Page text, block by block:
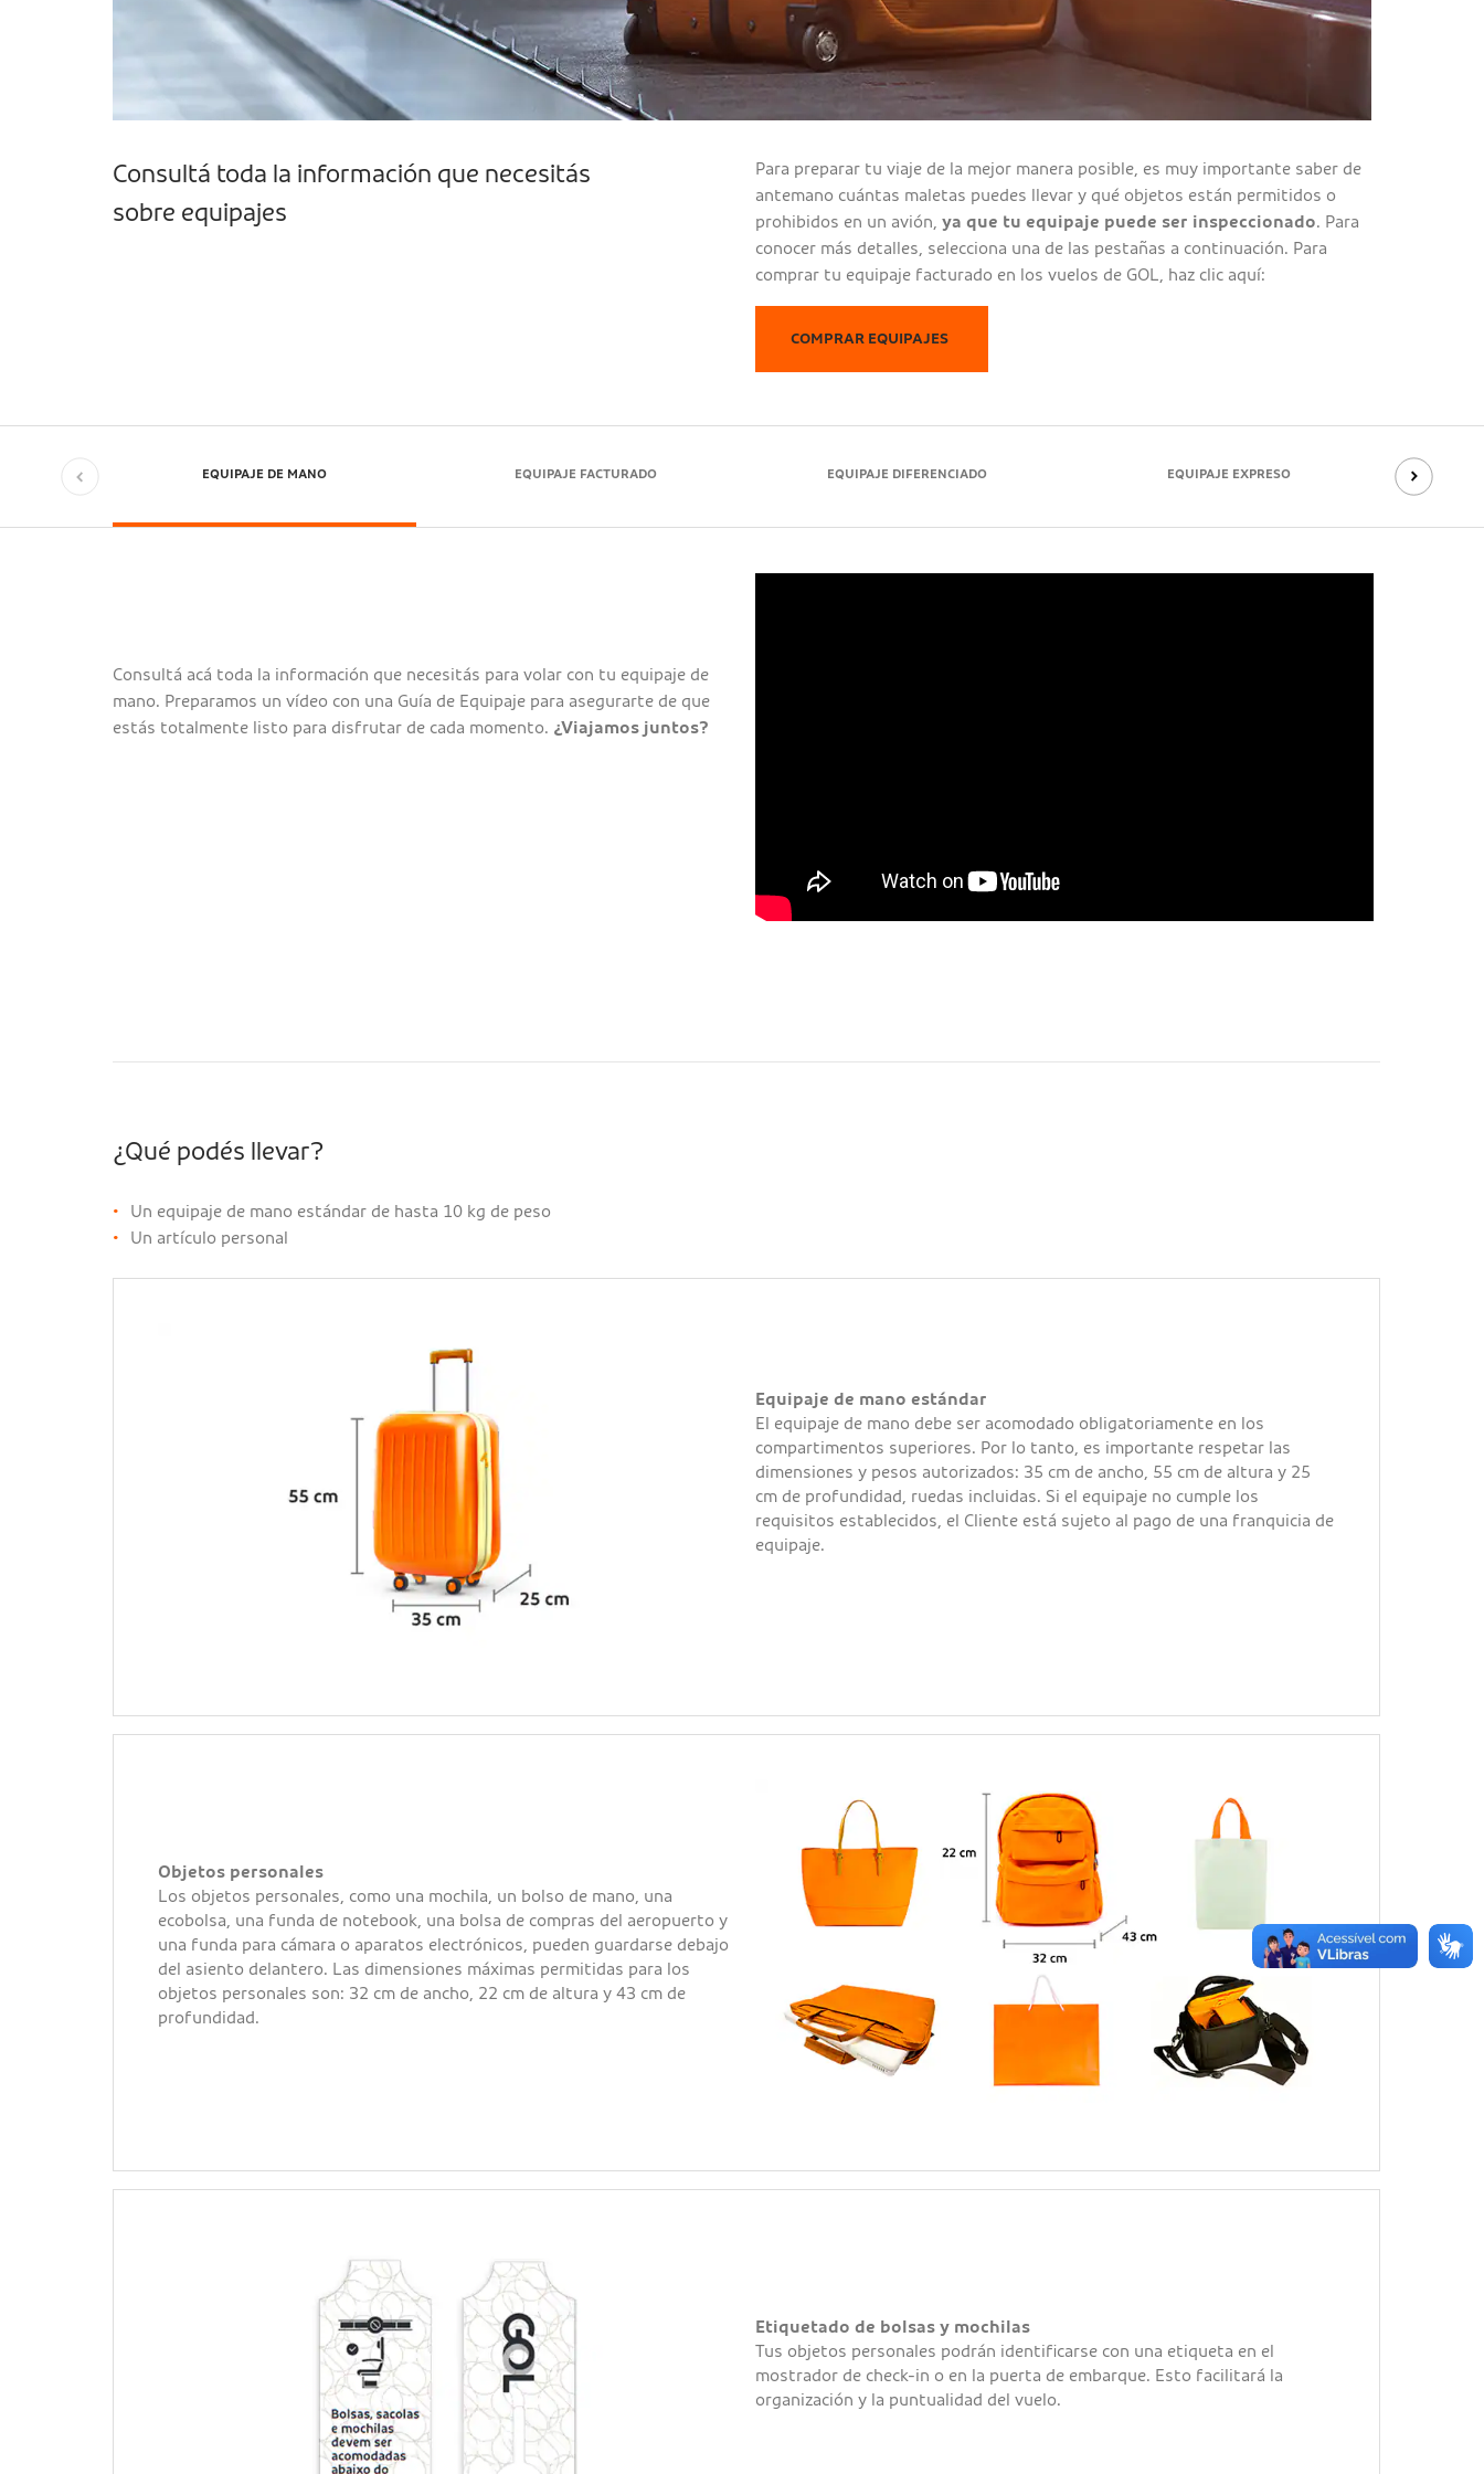
Consultá toda la información que necesitás
sobre equipajes
Para preparar tu viaje de la mejor manera posible, es muy importante saber de
antemano cuántas maletas puedes llevar y qué objetos están permitidos o
prohibidos en un avión, ya que tu equipaje puede ser inspeccionado. Para
conocer más detalles, selecciona una de las pestañas a continuación. Para
comprar tu equipaje facturado en los vuelos de GOL, haz clic aquí:
COMPRAR EQUIPAJES
EQUIPAJE DE MANO EQUIPAJE FACTURADO EQUIPAJE DIFERENCIADO EQUIPAJE EXPRESO
Consultá acá toda la información que necesitás para volar con tu equipaje de
mano. Preparamos un vídeo con una Guía de Equipaje para asegurarte de que
estás totalmente listo para disfrutar de cada momento. ¿Viajamos juntos?
¿Qué podés llevar?
Un equipaje de mano estándar de hasta 10 kg de peso
Un artículo personal
Equipaje de mano estándar
El equipaje de mano debe ser acomodado obligatoriamente en los
compartimentos superiores. Por lo tanto, es importante respetar las
dimensiones y pesos autorizados: 35 cm de ancho, 55 cm de altura y 25
cm de profundidad, ruedas incluidas. Si el equipaje no cumple los
requisitos establecidos, el Cliente está sujeto al pago de una franquicia de
equipaje.
Objetos personales
Los objetos personales, como una mochila, un bolso de mano, una
ecobolsa, una funda de notebook, una bolsa de compras del aeropuerto y
una funda para cámara o aparatos electrónicos, pueden guardarse debajo
del asiento delantero. Las dimensiones máximas permitidas para los
objetos personales son: 32 cm de ancho, 22 cm de altura y 43 cm de
profundidad.
Etiquetado de bolsas y mochilas
Tus objetos personales podrán identificarse con una etiqueta en el
mostrador de check-in o en la puerta de embarque. Esto facilitará la
organización y la puntualidad del vuelo.